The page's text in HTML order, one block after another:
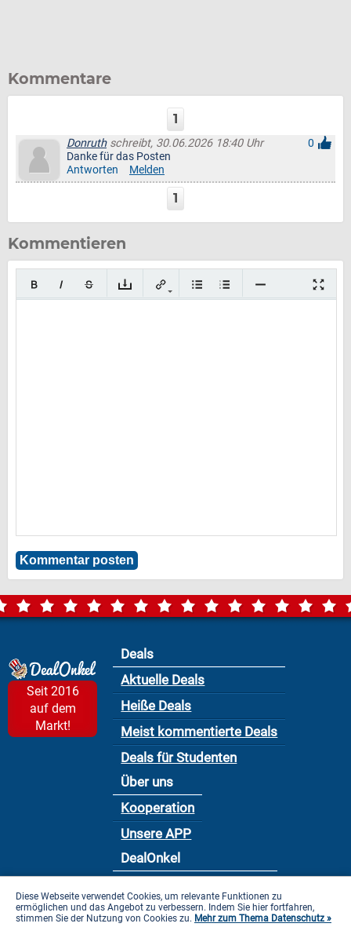
Kommentare
1
Donruthschreibt, 30.06.2026 18:40 Uhr
0
Danke für das Posten
Antworten
Melden
1
Kommentieren
Seit 2016
auf dem
Markt!
Deals
Aktuelle Deals
Heiße Deals
Meist kommentierte Deals
Deals für Studenten
Über uns
Kooperation
Unsere APP
DealOnkel
Datenschutzbestimmung
Diese Webseite verwendet Cookies, um relevante Funktionen zu
ermöglichen und das Angebot zu verbessern. Indem Sie hier fortfahren,
stimmen Sie der Nutzung von Cookies zu. Mehr zum Thema Datenschutz »